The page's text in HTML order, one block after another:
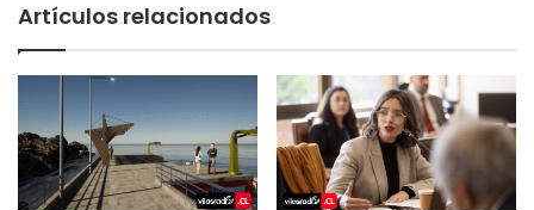
Artículos relacionados